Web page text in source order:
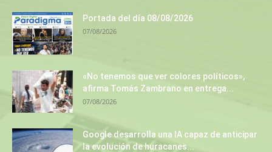
Portada del día 08/08/2026
07/08/2026
«No tenemos que ver colores políticos»,
afirma Tomás Zambrano en entrega...
07/08/2026
Google desarrolla una IA capaz de anticipar
la evolución de huracanes...